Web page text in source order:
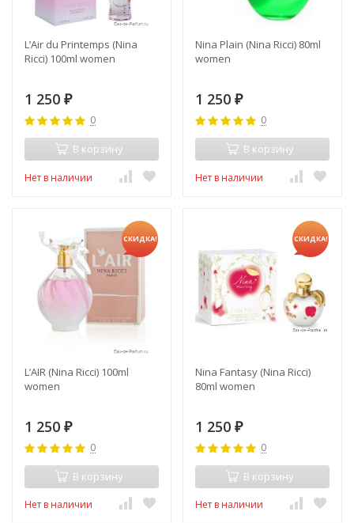
L’Air du Printemps (Nina
Ricci) 100ml women
1 250 ₽
0
В корзину
Нет в наличии
Nina Plain (Nina Ricci) 80ml
women
1 250 ₽
0
В корзину
Нет в наличии
СКИДКА!
L’AIR (Nina Ricci) 100ml
women
1 250 ₽
0
В корзину
Нет в наличии
СКИДКА!
Nina Fantasy (Nina Ricci)
80ml women
1 250 ₽
0
В корзину
Нет в наличии